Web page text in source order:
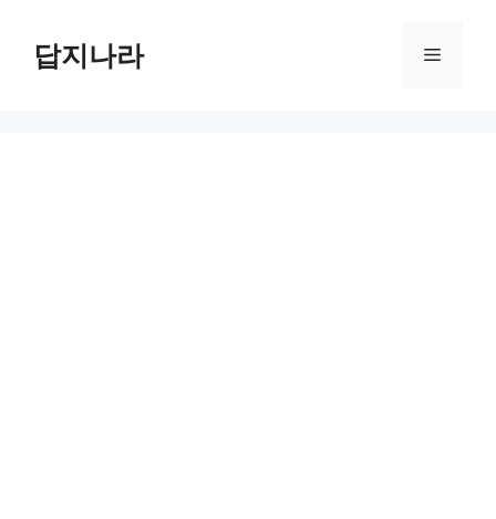
답지나라 메